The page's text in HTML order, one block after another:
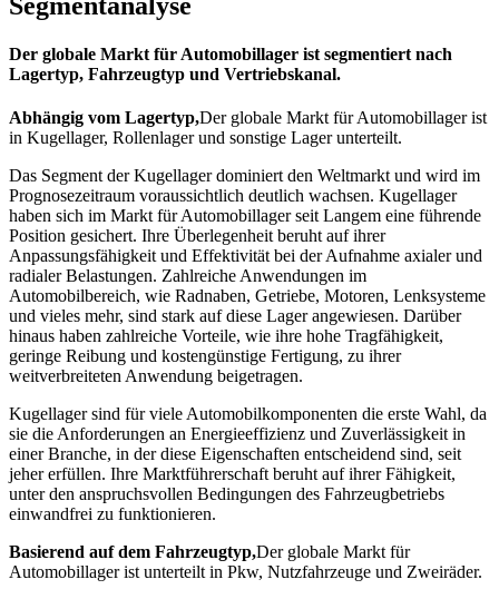
Der globale Markt für Automobillager ist segmentiert nach
Lagertyp, Fahrzeugtyp und Vertriebskanal.
Abhängig vom Lagertyp,Der globale Markt für Automobillager ist
in Kugellager, Rollenlager und sonstige Lager unterteilt.
Das Segment der Kugellager dominiert den Weltmarkt und wird im
Prognosezeitraum voraussichtlich deutlich wachsen. Kugellager
haben sich im Markt für Automobillager seit Langem eine führende
Position gesichert. Ihre Überlegenheit beruht auf ihrer
Anpassungsfähigkeit und Effektivität bei der Aufnahme axialer und
radialer Belastungen. Zahlreiche Anwendungen im
Automobilbereich, wie Radnaben, Getriebe, Motoren, Lenksysteme
und vieles mehr, sind stark auf diese Lager angewiesen. Darüber
hinaus haben zahlreiche Vorteile, wie ihre hohe Tragfähigkeit,
geringe Reibung und kostengünstige Fertigung, zu ihrer
weitverbreiteten Anwendung beigetragen.
Kugellager sind für viele Automobilkomponenten die erste Wahl, da
sie die Anforderungen an Energieeffizienz und Zuverlässigkeit in
einer Branche, in der diese Eigenschaften entscheidend sind, seit
jeher erfüllen. Ihre Marktführerschaft beruht auf ihrer Fähigkeit,
unter den anspruchsvollen Bedingungen des Fahrzeugbetriebs
einwandfrei zu funktionieren.
Basierend auf dem Fahrzeugtyp,Der globale Markt für
Automobillager ist unterteilt in Pkw, Nutzfahrzeuge und Zweiräder.